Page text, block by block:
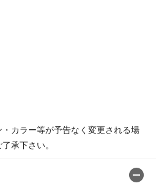
カラー等が予告なく変更される場
承下さい。